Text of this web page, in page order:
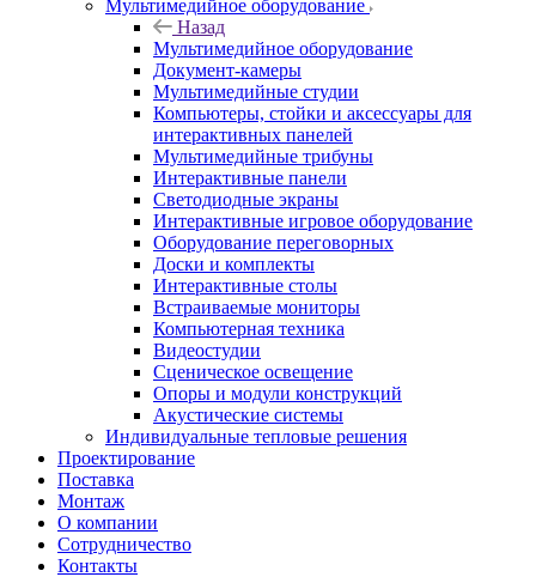
Мультимедийное оборудование
Назад
Мультимедийное оборудование
Документ-камеры
Мультимедийные студии
Компьютеры, стойки и аксессуары для
интерактивных панелей
Мультимедийные трибуны
Интерактивные панели
Светодиодные экраны
Интерактивные игровое оборудование
Оборудование переговорных
Доски и комплекты
Интерактивные столы
Встраиваемые мониторы
Компьютерная техника
Видеостудии
Cценическое освещение
Опоры и модули конструкций
Акустические системы
Индивидуальные тепловые решения
Проектирование
Поставка
Монтаж
О компании
Сотрудничество
Контакты